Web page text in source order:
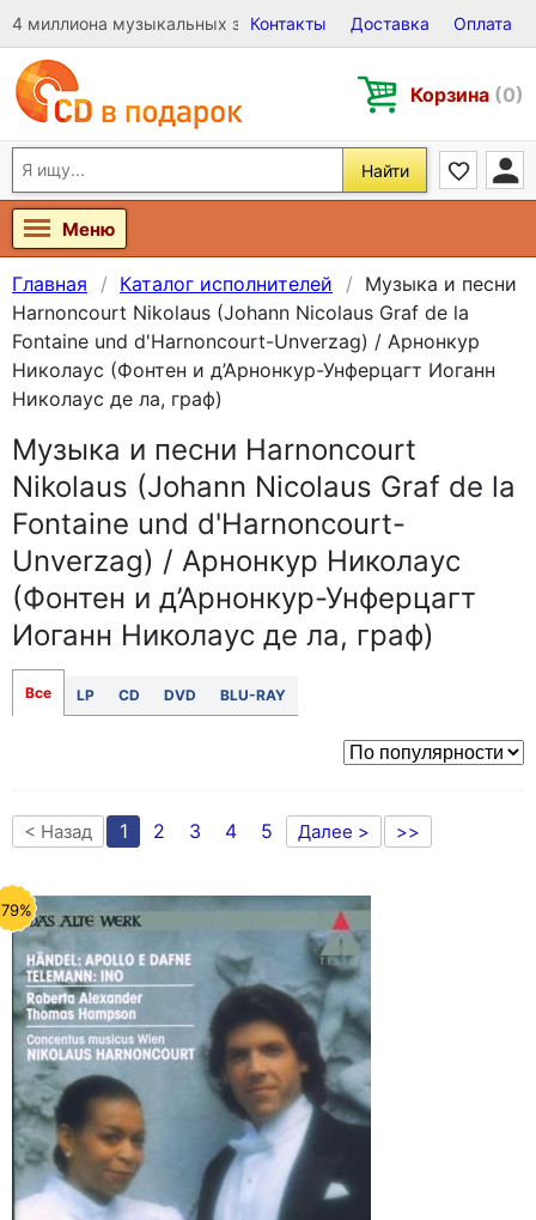
4 миллиона музыкальных записей на Виниле, CD и DVD
Контакты Доставка Оплата
Корзина (0)
Найти
Меню
Главная Каталог исполнителей
Музыка и песни
Harnoncourt Nikolaus (Johann Nicolaus Graf de la
Fontaine und d'Harnoncourt-Unverzag) / Арнонкур
Николаус (Фонтен и д’Арнонкур-Унферцагт Иоганн
Николаус де ла, граф)
Музыка и песни Harnoncourt
Nikolaus (Johann Nicolaus Graf de la
Fontaine und d'Harnoncourt-
Unverzag) / Арнонкур Николаус
(Фонтен и д’Арнонкур-Унферцагт
Иоганн Николаус де ла, граф)
Все LP CD DVD BLU-RAY
< Назад 1 2 3 4 5 Далее > >>